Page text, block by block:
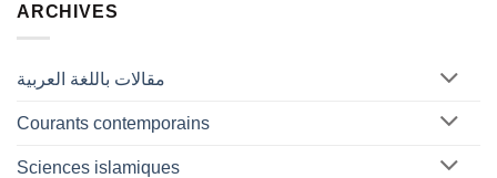
ARCHIVES
مقالات باللغة العربية
Courants contemporains
Sciences islamiques